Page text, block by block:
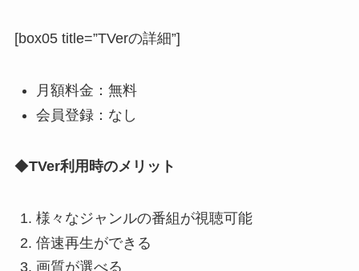
[box05 title=”TVerの詳細”]
月額料金：無料
会員登録：なし
◆TVer利用時のメリット
様々なジャンルの番組が視聴可能
倍速再生ができる
画質が選べる